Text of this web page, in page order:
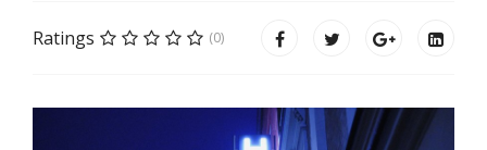
Ratings (0)